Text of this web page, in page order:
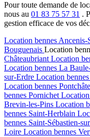
Pour toute demande de
nous au 01 83 75 57 31 .
gestion efficace de vos
Location bennesAncenis-
Bouguenais Location
Châteaubriant Location
Location bennes La
sur-Erdre Location bennes
Location bennes
bennes Pornichet
Brevin-les-Pins Location
bennes Saint-Herblain
bennes Saint-Sébastien-
Loire Location bennes